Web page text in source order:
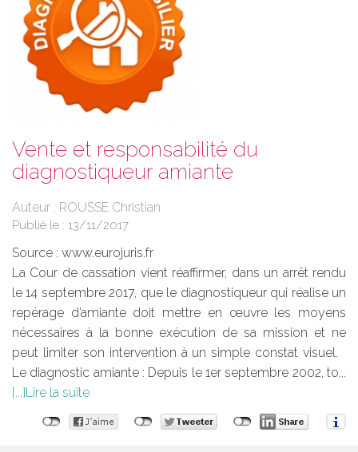
Vente et responsabilité du
diagnostiqueur amiante
Auteur : ROUSSE Christian
Publié le : 13/11/2017
Source : www.eurojuris.fr
La Cour de cassation vient réaffirmer, dans un arrêt rendu
le 14 septembre 2017, que le diagnostiqueur qui réalise un
repérage d’amiante doit mettre en œuvre les moyens
nécessaires à la bonne exécution de sa mission et ne
peut limiter son intervention à un simple constat visuel.
Le diagnostic amiante : Depuis le 1er septembre 2002, to...
Lire la suite